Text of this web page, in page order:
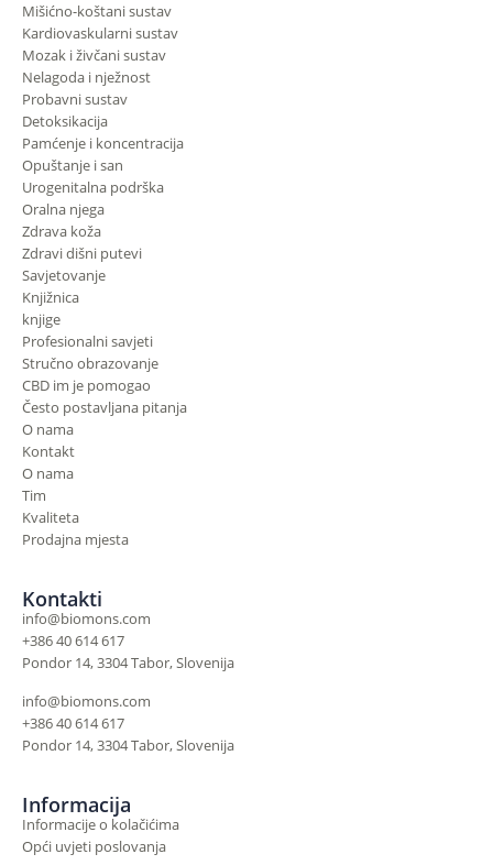
Mišićno-koštani sustav
Kardiovaskularni sustav
Mozak i živčani sustav
Nelagoda i nježnost
Probavni sustav
Detoksikacija
Pamćenje i koncentracija
Opuštanje i san
Urogenitalna podrška
Oralna njega
Zdrava koža
Zdravi dišni putevi
Savjetovanje
Knjižnica
knjige
Profesionalni savjeti
Stručno obrazovanje
CBD im je pomogao
Često postavljana pitanja
O nama
Kontakt
O nama
Tim
Kvaliteta
Prodajna mjesta
Kontakti
info@biomons.com
+386 40 614 617
Pondor 14, 3304 Tabor, Slovenija
info@biomons.com
+386 40 614 617
Pondor 14, 3304 Tabor, Slovenija
Informacija
Informacije o kolačićima
Opći uvjeti poslovanja